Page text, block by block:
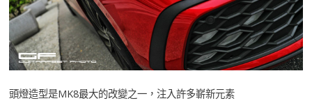
頭燈造型是MK8最大的改變之一，注入許多嶄新元素